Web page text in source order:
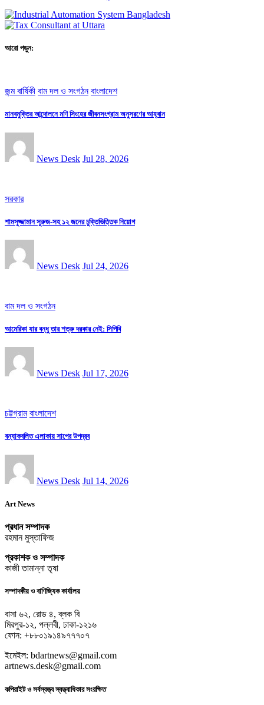
আরো পড়ুন:
জন্ম বার্ষিকী বাম দল ও সংগঠন বাংলাদেশ
মানবমুক্তির আন্দোলনে মণি সিংহের জীবনসংগ্রাম অনুসরণের আহ্বান
News Desk Jul 28, 2026
সরকার
শামসুজ্জামান সুরুজ-সহ ১২ জনের চুক্তিভিত্তিক নিয়োগ
News Desk Jul 24, 2026
বাম দল ও সংগঠন
আমেরিকা যার বন্ধু তার শত্রু দরকার নেই: সিপিবি
News Desk Jul 17, 2026
চট্টগ্রাম বাংলাদেশ
বন্যাকবলিত এলাকায় সাপের উপদ্রব
News Desk Jul 14, 2026
Art News
প্রধান সম্পাদক
রহমান মুস্তাফিজ
প্রকাশক ও সম্পাদক
কাজী তামান্না তৃষা
সম্পাদকীয় ও বাণিজ্যিক কার্যালয়
বাসা ৬২, রোড ৪, ব্লক বি
মিরপুর-১২, পল্লবী, ঢাকা-১২১৬
ফোন: +৮৮০১৯১৪৯৭৭৭০৭
ইমেইল: bdartnews@gmail.com
artnews.desk@gmail.com
কপিরাইট ও সর্বস্বত্ত্ব স্বত্ত্বাধিকার সংরক্ষিত